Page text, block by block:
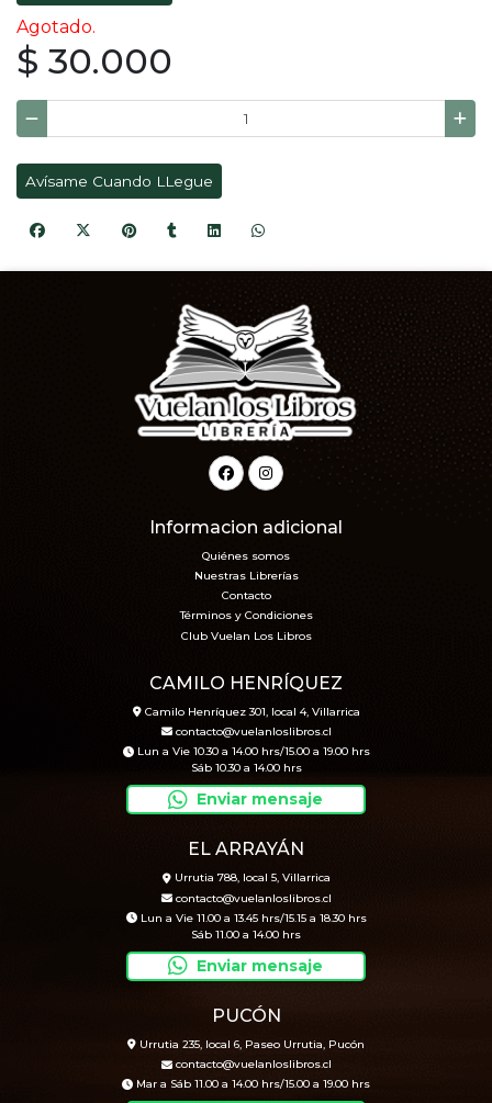
Agotado.
$ 30.000
Avísame Cuando LLegue
Informacion adicional
Quiénes somos
Nuestras Librerías
Contacto
Términos y Condiciones
Club Vuelan Los Libros
CAMILO HENRÍQUEZ
Camilo Henríquez 301, local 4, Villarrica
contacto@vuelanloslibros.cl
Lun a Vie 10.30 a 14.00 hrs/15.00 a 19.00 hrs
Sáb 10.30 a 14.00 hrs
Enviar mensaje
EL ARRAYÁN
Urrutia 788, local 5, Villarrica
contacto@vuelanloslibros.cl
Lun a Vie 11.00 a 13.45 hrs/15.15 a 18.30 hrs
Sáb 11.00 a 14.00 hrs
Enviar mensaje
PUCÓN
Urrutia 235, local 6, Paseo Urrutia, Pucón
contacto@vuelanloslibros.cl
Mar a Sáb 11.00 a 14.00 hrs/15.00 a 19.00 hrs